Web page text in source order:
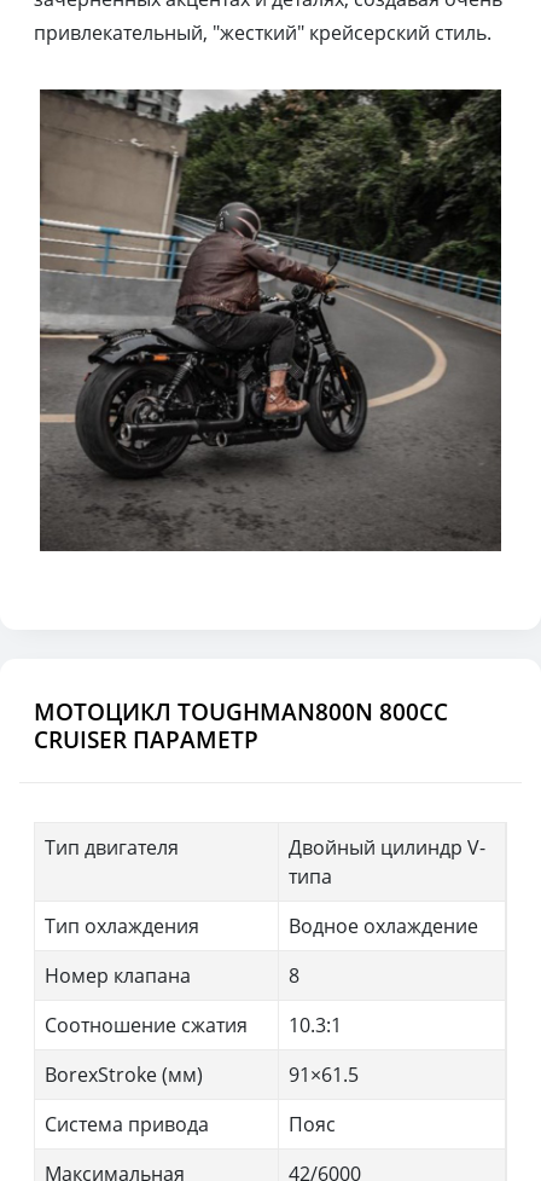
привлекательный, "жесткий" крейсерский стиль.
МОТОЦИКЛ TOUGHMAN800N 800CC
CRUISER ПАРАМЕТР
Тип двигателя
Двойный цилиндр V-
типа
Тип охлаждения
Водное охлаждение
Номер клапана
8
Соотношение сжатия
10.3:1
BorexStroke (мм)
91×61.5
Система привода
Пояс
Максимальная
42/6000